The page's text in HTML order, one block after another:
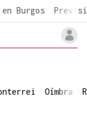
Burgos
Oímbra